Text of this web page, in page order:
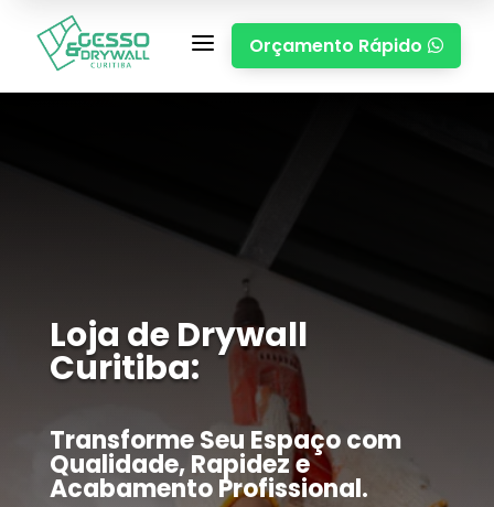
a Orçamento Rápido 
Loja de Drywall
Curitiba:
Transforme Seu Espaço com
Qualidade, Rapidez e
Acabamento Profissional.